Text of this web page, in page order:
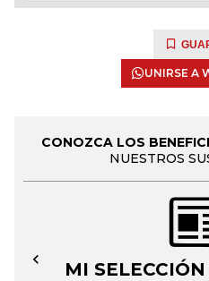
UNIRSE A
CONOZCA LOS
NUESTROS
MI
←